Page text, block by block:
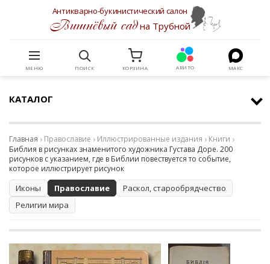
Антикварно-букинистический салон
Вишнёвый садна Трубной
МЕНЮ ПОИСК КОРЗИНА АВИТО МАКС
КАТАЛОГ
Главная Православие Иллюстрированные издания
Книги
Библия в рисунках знаменитого художника Густава Доре. 200
рисунков с указанием, где в Библии повествуется то событие,
которое иллюстрирует рисунок
Иконы Православие
Раскол, старообрядчество
Религии мира